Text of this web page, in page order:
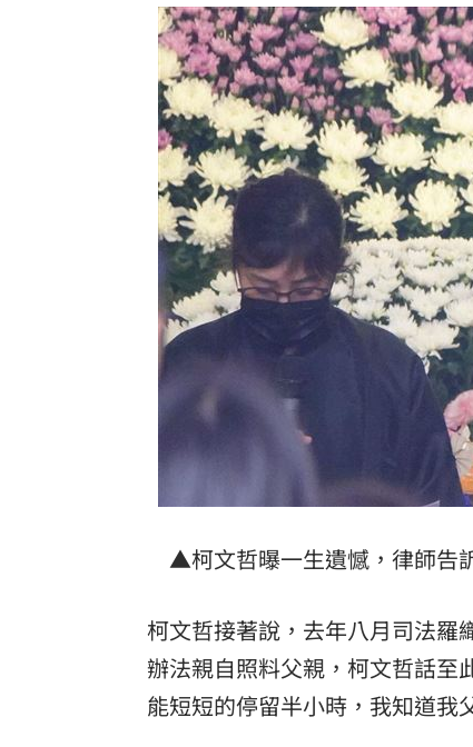
▲柯文哲曝一生遺憾，律師告
柯文哲接著說，去年八月司法羅
辦法親自照料父親，柯文哲話至
能短短的停留半小時，我知道我